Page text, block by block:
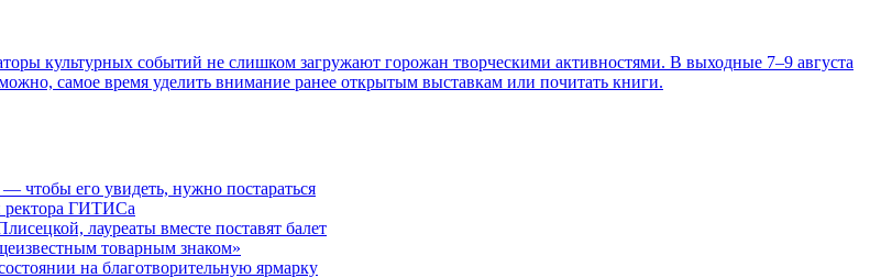
культурных событий не слишком загружают горожан творческими активностями. В выходные 7–9 августа
самое время уделить внимание ранее открытым выставкам или почитать книги.
чтобы его увидеть, нужно постараться
ректора ГИТИСа
лауреаты вместе поставят балет
товарным знаком»
на благотворительную ярмарку